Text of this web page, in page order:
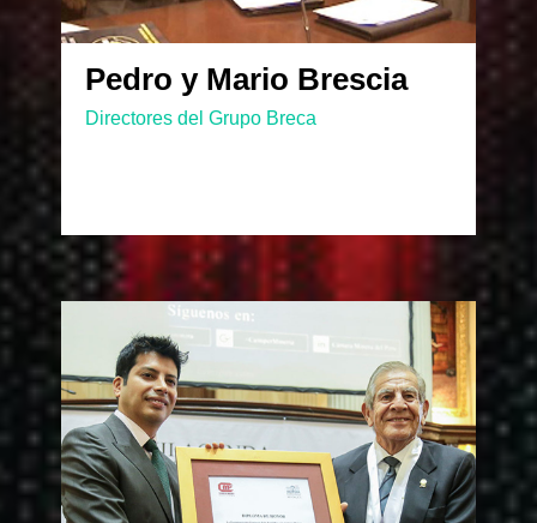
Pedro y Mario Brescia
Directores del Grupo Breca